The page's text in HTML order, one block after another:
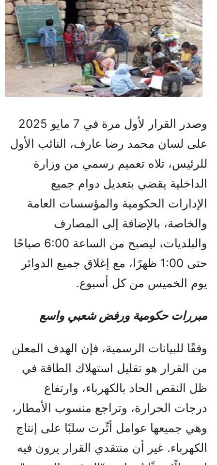
وصدر القرار لأول مرة في 7 مايو 2025
على لسان محمد رضا عارف، النائب الأول
للرئيس، تلاه تعميم رسمي من وزارة
الداخلية يقضي بتعديل دوام جميع
الإدارات الحكومية والمؤسسات العامة
والخاصة، بالإضافة إلى المصارف
والبلديات، ليصبح من الساعة 6:00 صباحًا
حتى 1:00 ظهرًا، مع إغلاق جميع الدوائر
يوم الخميس من كل أسبوع.
مبررات حكومية ورفض شعبي واسع
وفقًا للبيانات الرسمية، فإن الهدف المعلن
من القرار هو تقليل استهلاك الطاقة في
ظل النقص الحاد بالكهرباء، وارتفاع
درجات الحرارة، وتراجع منسوب الأمطار،
وهي جميعها عوامل أثّرت سلبًا على إنتاج
الكهرباء. غير أن منتقدي القرار يرون فيه